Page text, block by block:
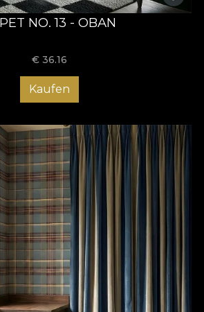
NO. 13 - OBAN
€ 36.16
Kaufen